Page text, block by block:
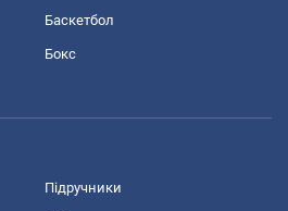
Баскетбол
Бокс
Підручники